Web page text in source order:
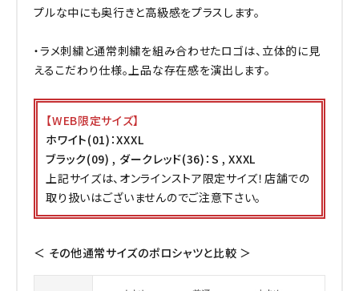
プルな中にも奥行きと高級感をプラスします。
・ラメ刺繍と通常刺繍を組み合わせたロゴは、立体的に見
えるこだわり仕様。上品な存在感を演出します。
【WEB限定サイズ】
ホワイト(01)：XXXL
ブラック(09) , ダークレッド(36)：S , XXXL
上記サイズは、オンラインストア限定サイズ！店舗での
取り扱いはございませんのでご注意下さい。
＜ その他通常サイズのポロシャツと比較 ＞